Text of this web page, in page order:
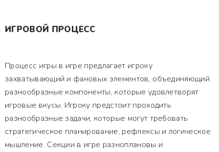
ИГРОВОЙ ПРОЦЕСС
Процесс игры в игре предлагает игроку
захватывающий и фановых элементов, объединяющий
разнообразные компоненты, которые удовлетворят
игровые вкусы. Игроку предстоит проходить
разнообразные задачи, которые могут требовать
стратегическое планирование, рефлексы и логическое
мышление. Секции в игре разноплановы и